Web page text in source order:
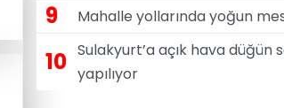
9 Mahalle yollarında yoğun
10 Sulakyurt’a açık hava düğün
yapılıyor